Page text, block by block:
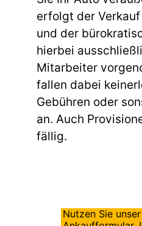
erfolgt der
und der
hierbei
Mitarbeiter
fallen dabei
Gebühren oder
an. Auch
fällig.
Nutzen Sie unser